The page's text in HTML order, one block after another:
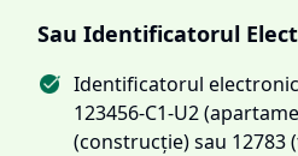
Sau Identificatorul
Identificatorul
123456-C1-U2
(construcție) sau 12783